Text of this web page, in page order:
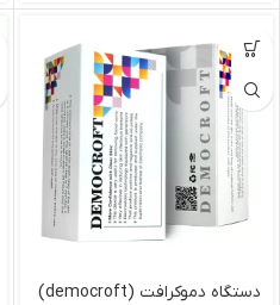
دستگاه دموکرافت (democroft)